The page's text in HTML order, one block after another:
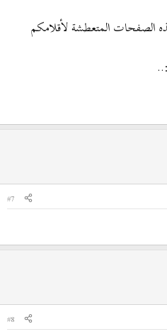
هذه الصفحات المتعطشة لأقلامكم
#7
#8